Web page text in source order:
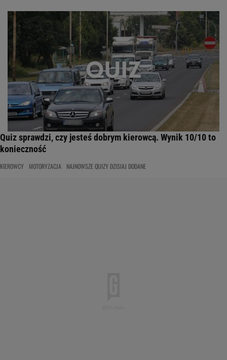
Quiz sprawdzi, czy jesteś dobrym kierowcą. Wynik 10/10 to
konieczność
KIEROWCY MOTORYZACJA NAJNOWSZE QUIZY DZISIAJ DODANE